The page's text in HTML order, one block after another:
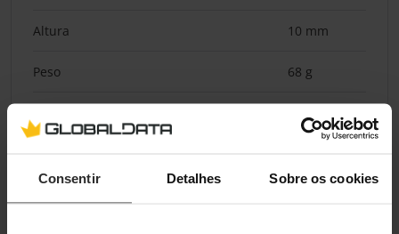
Consentir Detalhes Sobre os cookies
Altura 10 mm
Peso 68 g
Materiais
Materiais Aço